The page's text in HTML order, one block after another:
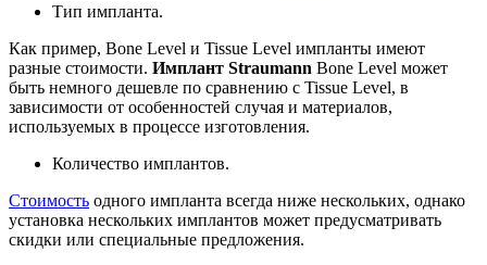
Тип импланта.
Как пример, Bone Level и Tissue Level импланты имеют
разные стоимости. Имплант Straumann Bone Level может
быть немного дешевле по сравнению с Tissue Level, в
зависимости от особенностей случая и материалов,
используемых в процессе изготовления.
Количество имплантов.
Стоимость одного импланта всегда ниже нескольких, однако
установка нескольких имплантов может предусматривать
скидки или специальные предложения.